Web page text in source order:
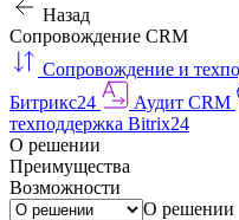
Назад
Сопровождение CRM
Сопровождение и
Битрикс24
Аудит CRM
техподдержка Bitrix24
О решении
Преимущества
Возможности
О решении